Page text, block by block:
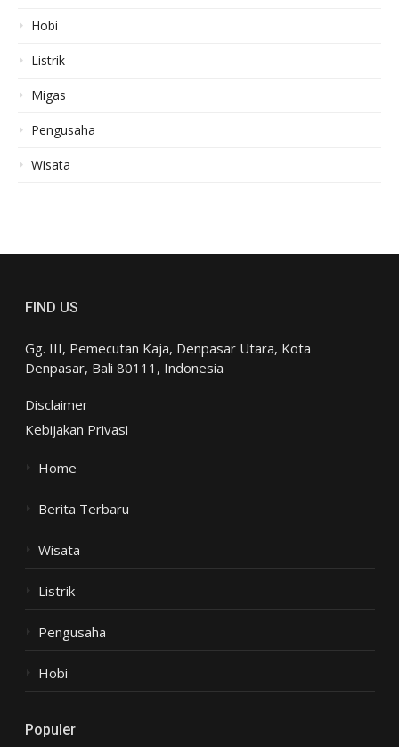
Hobi
Listrik
Migas
Pengusaha
Wisata
FIND US
Gg. III, Pemecutan Kaja, Denpasar Utara, Kota
Denpasar, Bali 80111, Indonesia
Disclaimer
Kebijakan Privasi
Home
Berita Terbaru
Wisata
Listrik
Pengusaha
Hobi
Populer